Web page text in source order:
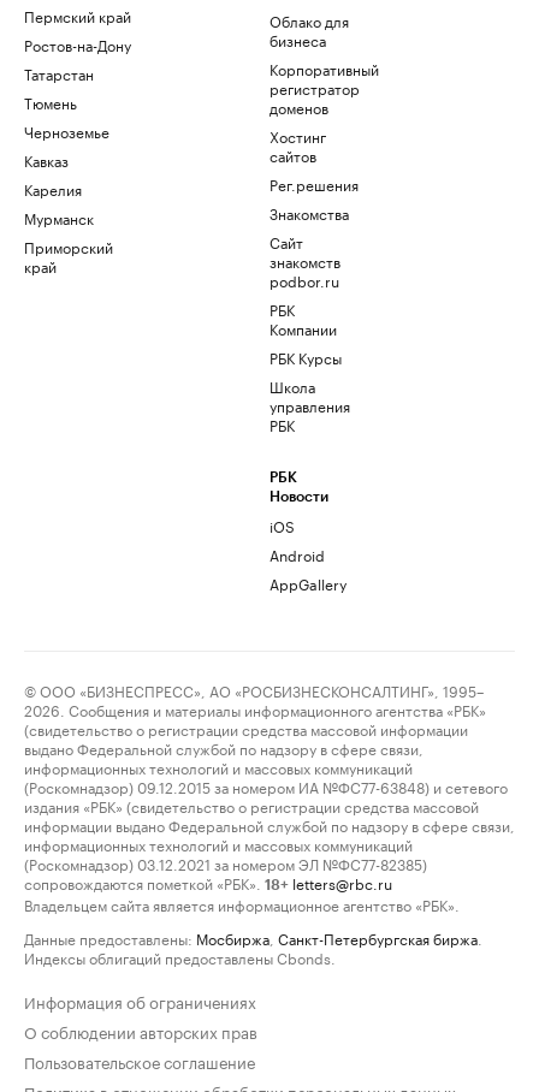
Пермский край
Ростов-на-Дону
Татарстан
Тюмень
Черноземье
Кавказ
Карелия
Мурманск
Приморский
край
Облако для
бизнеса
Корпоративный
регистратор
доменов
Хостинг
сайтов
Рег.решения
Знакомства
Сайт
знакомств
podbor.ru
РБК
Компании
РБК Курсы
Школа
управления
РБК
РБК
Новости
iOS
Android
AppGallery
© ООО «БИЗНЕСПРЕСС», АО «РОСБИЗНЕСКОНСАЛТИНГ», 1995–
2026. Сообщения и материалы информационного агентства «РБК»
(свидетельство о регистрации средства массовой информации
выдано Федеральной службой по надзору в сфере связи,
информационных технологий и массовых коммуникаций
(Роскомнадзор) 09.12.2015 за номером ИА №ФС77-63848) и сетевого
издания «РБК» (свидетельство о регистрации средства массовой
информации выдано Федеральной службой по надзору в сфере связи,
информационных технологий и массовых коммуникаций
(Роскомнадзор) 03.12.2021 за номером ЭЛ №ФС77-82385)
сопровождаются пометкой «РБК».
18+ letters@rbc.ru
Владельцем сайта является информационное агентство «РБК».
Данные предоставлены: Мосбиржа Санкт-Петербургская биржа
Индексы облигаций предоставлены Cbonds.
Информация об ограничениях
О соблюдении авторских прав
Пользовательское соглашение